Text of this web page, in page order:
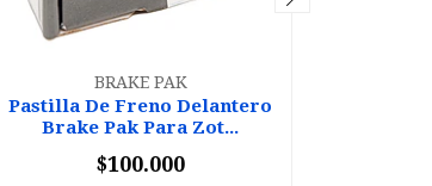
BRAKE PAK
Pastilla De Freno Delantero
Brake Pak Para Zot...
+
$100.000